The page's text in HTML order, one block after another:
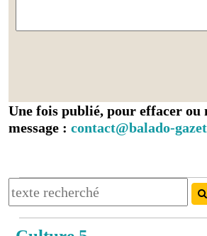
Une fois publié, pour effacer
message : contact@balado-